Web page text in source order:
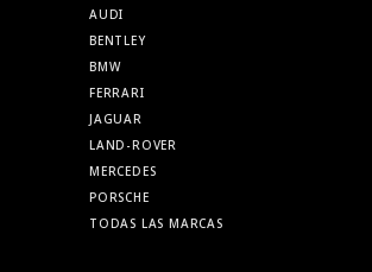
AUDI
BENTLEY
BMW
FERRARI
JAGUAR
LAND-ROVER
MERCEDES
PORSCHE
TODAS LAS MARCAS